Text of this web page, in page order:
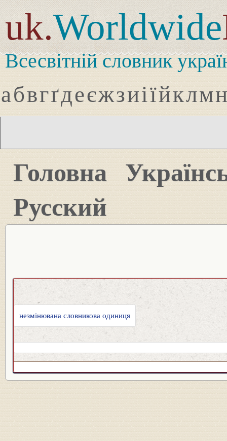
uk.Worldwide
Всесвітній словник
абвгґдеєжзиіїйклмн
Головна
Русский
незмінювана словникова одиниця